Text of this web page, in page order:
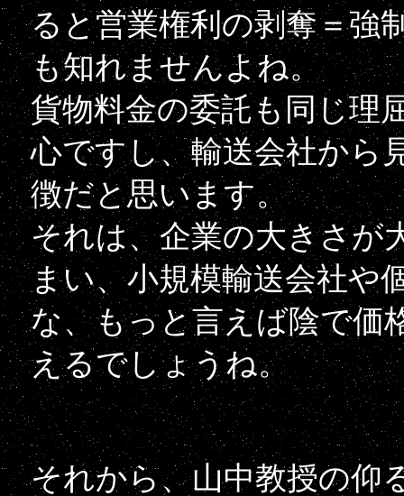
ると営業権利の剥奪＝強
も知れませんよね。
貨物料金の委託も同じ理
心ですし、輸送会社から
徴だと思います。
それは、企業の大きさが
まい、小規模輸送会社や
な、もっと言えば陰で価
えるでしょうね。
それから、山中教授の仰